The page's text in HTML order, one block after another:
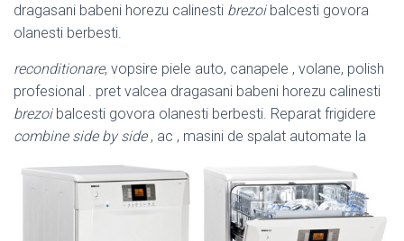
dragasani babeni horezu calinesti brezoibalcesti govora
olanesti berbesti.
reconditionare, vopsire piele auto, canapele , volane, polish
profesional . pret valcea dragasani babeni horezu calinesti
brezoibalcesti govora olanesti berbesti. Reparat frigidere
combine side by side, ac , masini de spalat automate la